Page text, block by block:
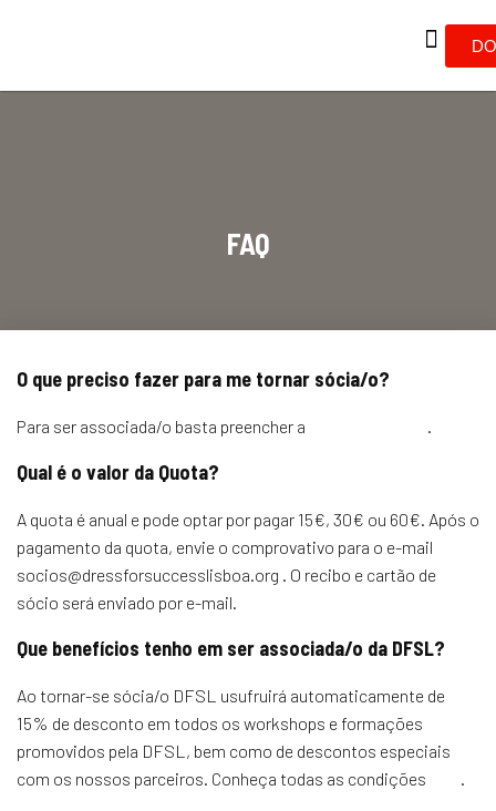
FAQ
O que preciso fazer para me tornar sócia/o?
Para ser associada/o basta preencher a .
Qual é o valor da Quota?
A quota é anual e pode optar por pagar 15€, 30€ ou 60€. Após o
pagamento da quota, envie o comprovativo para o e-mail
socios@dressforsuccesslisboa.org . O recibo e cartão de
sócio será enviado por e-mail.
Que benefícios tenho em ser associada/o da DFSL?
Ao tornar-se sócia/o DFSL usufruirá automaticamente de
15% de desconto em todos os workshops e formações
promovidos pela DFSL, bem como de descontos especiais
com os nossos parceiros. Conheça todas as condições
.